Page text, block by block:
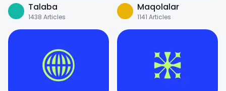
Talaba
1438 Articles
Maqolalar
1141 Articles